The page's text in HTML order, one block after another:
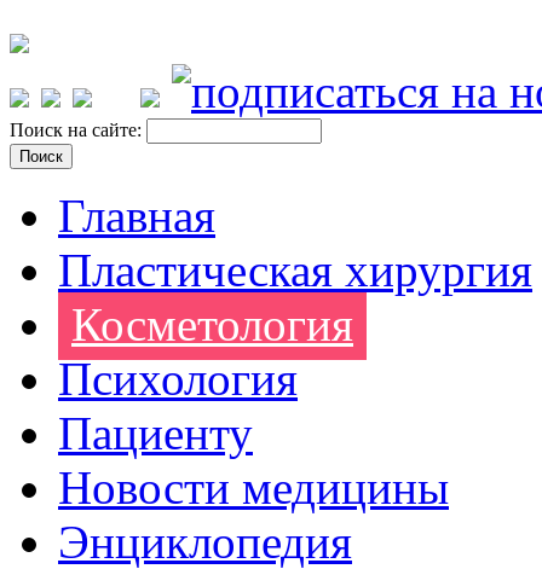
Поиск на сайте:
Главная
Пластическая хирургия
Косметология
Психология
Пациенту
Новости медицины
Энциклопедия